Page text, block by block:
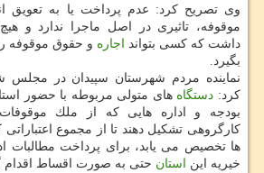
وی تصریح كرد: عدم پرداخت یا به تعویق
موقوفه، تاثیری در اصل ماجرا ندارد و
داشت كه كسی بتواند اجاره و حقوق موقوفه
بگیرد.
نماینده مردم شهرستان سپیدان در مجلس
كرد: دستگاه های متولی مربوطه با حضور
بودجه و اداره هایی كه از ملك موقوفات
كارگروهی تشكیل دهند تا از مجموع اعتباراتی
ها تخصیص می یابد، برای پرداخت مطالبات
خیریه این
استان حتی به صورت اقساط اقدام